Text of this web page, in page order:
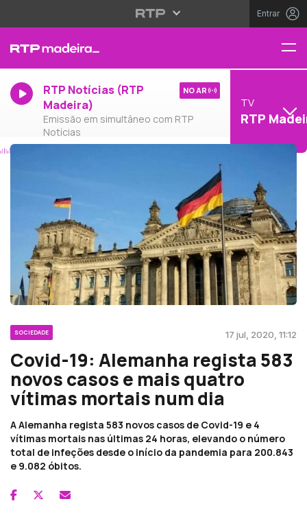
Entrar
RTP Notícias (RTP
Madeira)
Emissão em simultâneo com RTP
Notícias
NO AR
TV
RTP
SOCIEDADE 17 jul, 2020, 11:12
Covid-19: Alemanha regista 583
novos casos e mais quatro
vítimas mortais num dia
A Alemanha regista 583 novos casos de Covid-19 e 4
vítimas mortais nas últimas 24 horas, elevando o número
total de infeções desde o início da pandemia para 200.843
e 9.082 óbitos.